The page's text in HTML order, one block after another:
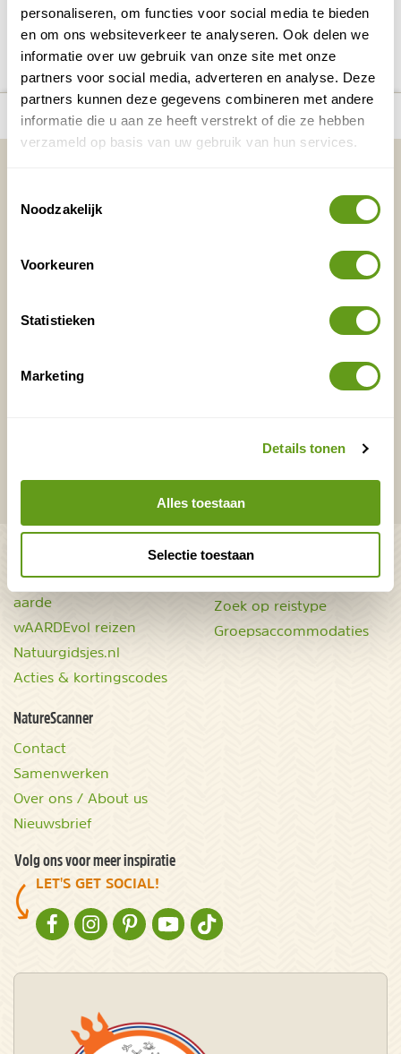
personaliseren, om functies voor social media te bieden
en om ons websiteverkeer te analyseren. Ook delen we
informatie over uw gebruik van onze site met onze
partners voor social media, adverteren en analyse. Deze
partners kunnen deze gegevens combineren met andere
informatie die u aan ze heeft verstrekt of die ze hebben
verzameld op basis van uw gebruik van hun services.
Noodzakelijk
Voorkeuren
Statistieken
Marketing
Details tonen
Alles toestaan
Selectie toestaan
Deel deze pagina! DELEN OP FACEBOOK
DELEN OP XDELEN VIA DE MAIL
DELEN OP PINTEREST
DELEN OP
number_of_trips:
8 Bekijk alle reizen naar Innsbruck Bekijk kaart
Voornaam
Waar ligt je interesse?
Onontdekte plekjes en leuke aanbiedingen voor
overnachtingen en vakanties in de natuur!
Mooiste plekken op
aarde
wAARDEvol reizen
Natuurgidsjes.nl
Acties & kortingscodes
Uitrusting
Zoek op reistype
Groepsaccommodaties
NatureScanner
Contact
Samenwerken
Over ons / About us
Nieuwsbrief
Volg ons voor meer inspiratie
LET'S GET SOCIAL!
NATURESCANNER OP FACEBOOK
NATURESCANNER OP INSTAGRAM
NATURESCANNER OP PINTEREST
NATURESCANNER OP YOUTUBE
NATURESCANNER OP TIKTOK